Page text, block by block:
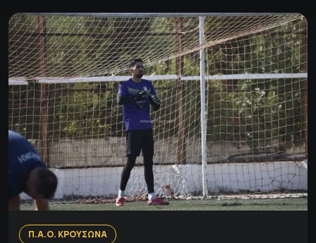
Π.Α.Ο. ΚΡΟΥΣΩΝΑ